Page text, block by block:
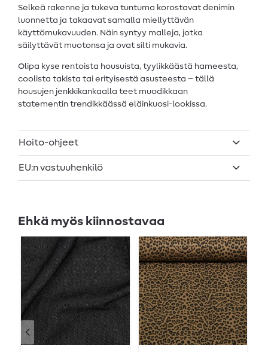
Selkeä rakenne ja tukeva tuntuma korostavat denimin
luonnetta ja takaavat samalla miellyttävän
käyttömukavuuden. Näin syntyy malleja, jotka
säilyttävät muotonsa ja ovat silti mukavia.
Olipa kyse rentoista housuista, tyylikkäästä hameesta,
coolista takista tai erityisestä asusteesta – tällä
housujen jenkkikankaalla teet muodikkaan
statementin trendikkäässä eläinkuosi-lookissa.
Hoito-ohjeet
EU:n vastuuhenkilö
Ehkä myös kiinnostavaa